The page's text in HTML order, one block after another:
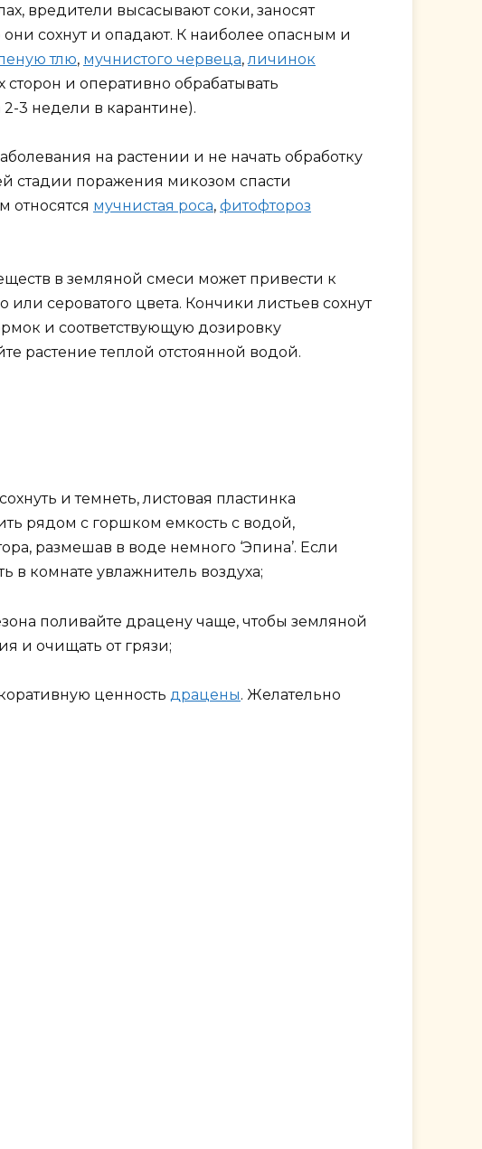
вредители высасывают соки, заносят
сохнут и опадают. К наиболее опасным и
тлю, мучнистого червеца, личинок
сторон и оперативно обрабатывать
3 недели в карантине).
на растении и не начать обработку
стадии поражения микозом спасти
относятся мучнистая роса, фитофтороз
в земляной смеси может привести к
сероватого цвета. Кончики листьев сохнут
и соответствующую дозировку
растение теплой отстоянной водой.
и темнеть, листовая пластинка
рядом с горшком емкость с водой,
размешав в воде немного ‘Эпина’. Если
в комнате увлажнитель воздуха;
поливайте драцену чаще, чтобы земляной
и очищать от грязи;
ценность драцены. Желательно